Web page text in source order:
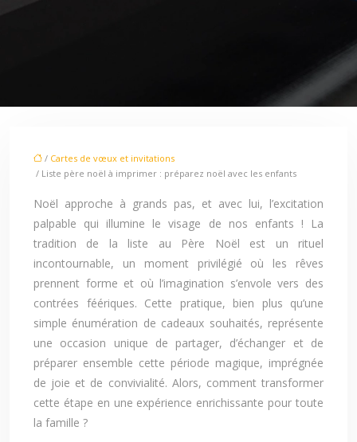
/ Cartes de vœux et invitations
/ Liste père noël à imprimer : préparez noël avec les enfants
Noël approche à grands pas, et avec lui, l’excitation
palpable qui illumine le visage de nos enfants ! La
tradition de la liste au Père Noël est un rituel
incontournable, un moment privilégié où les rêves
prennent forme et où l’imagination s’envole vers des
contrées féériques. Cette pratique, bien plus qu’une
simple énumération de cadeaux souhaités, représente
une occasion unique de partager, d’échanger et de
préparer ensemble cette période magique, imprégnée
de joie et de convivialité. Alors, comment transformer
cette étape en une expérience enrichissante pour toute
la famille ?